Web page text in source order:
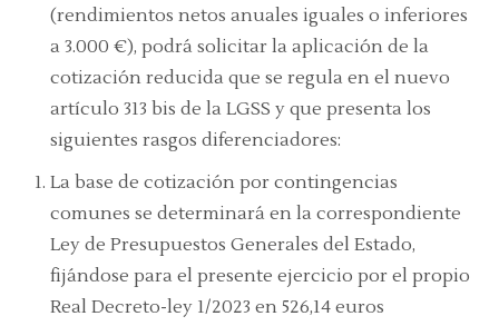
(rendimientos netos anuales iguales o inferiores
a 3.000 €), podrá solicitar la aplicación de la
cotización reducida que se regula en el nuevo
artículo 313 bis de la LGSS y que presenta los
siguientes rasgos diferenciadores:
La base de cotización por contingencias
comunes se determinará en la correspondiente
Ley de Presupuestos Generales del Estado,
fijándose para el presente ejercicio por el propio
Real Decreto-ley 1/2023 en 526,14 euros